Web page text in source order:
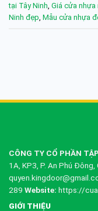
tại Tây Ninh Giá cửa nhựa
Ninh đẹp Mẫu cửa nhựa
CÔNG TY CỔ PHẦN
1A, KP3, P. An Phú Đông,
289 Website: https://
GIỚI THIỆU